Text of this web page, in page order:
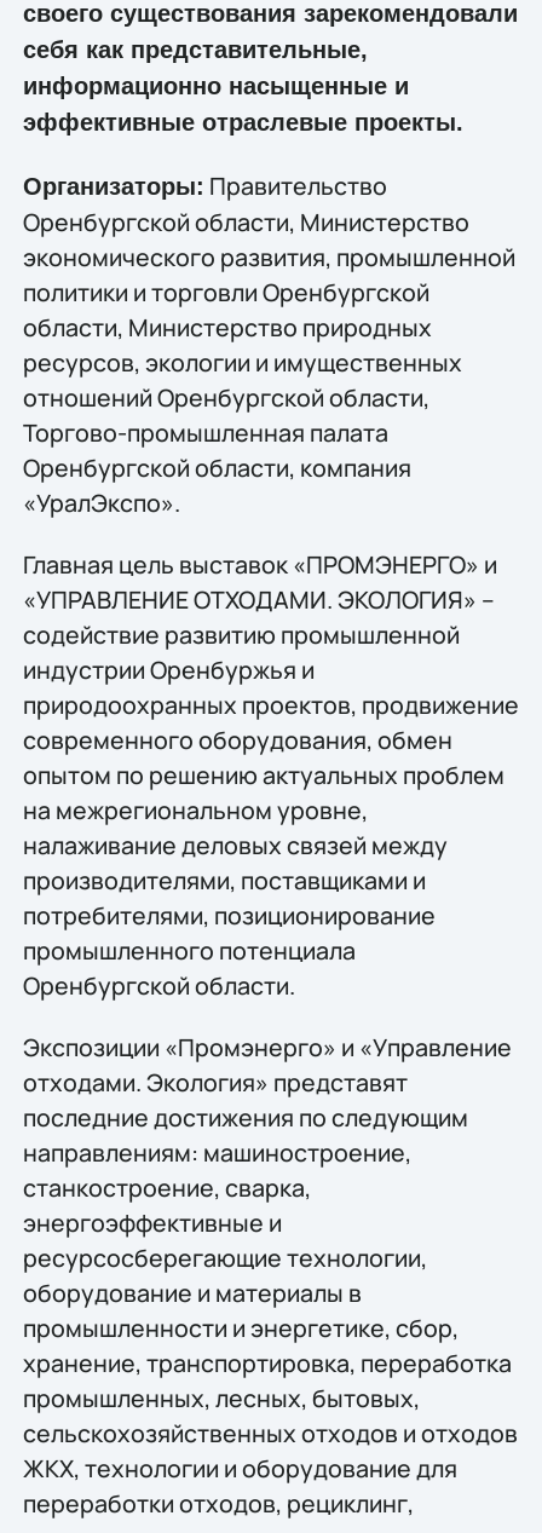
своего существования зарекомендовали
себя как представительные,
информационно насыщенные и
эффективные отраслевые проекты.
Организаторы: Правительство
Оренбургской области, Министерство
экономического развития, промышленной
политики и торговли Оренбургской
области, Министерство природных
ресурсов, экологии и имущественных
отношений Оренбургской области,
Торгово-промышленная палата
Оренбургской области, компания
«УралЭкспо».
Главная цель выставок «ПРОМЭНЕРГО» и
«УПРАВЛЕНИЕ ОТХОДАМИ. ЭКОЛОГИЯ» –
содействие развитию промышленной
индустрии Оренбуржья и
природоохранных проектов, продвижение
современного оборудования, обмен
опытом по решению актуальных проблем
на межрегиональном уровне,
налаживание деловых связей между
производителями, поставщиками и
потребителями, позиционирование
промышленного потенциала
Оренбургской области.
Экспозиции «Промэнерго» и «Управление
отходами. Экология» представят
последние достижения по следующим
направлениям: машиностроение,
станкостроение, сварка,
энергоэффективные и
ресурсосберегающие технологии,
оборудование и материалы в
промышленности и энергетике, сбор,
хранение, транспортировка, переработка
промышленных, лесных, бытовых,
сельскохозяйственных отходов и отходов
ЖКХ, технологии и оборудование для
переработки отходов, рециклинг,